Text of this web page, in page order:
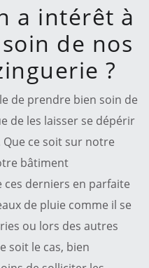
a intérêt à
de nos
?
de prendre bien soin de
de les laisser se dépérir
ce soit sur notre
bâtiment
derniers en parfaite
de pluie comme il se
ou lors des autres
soit le cas, bien